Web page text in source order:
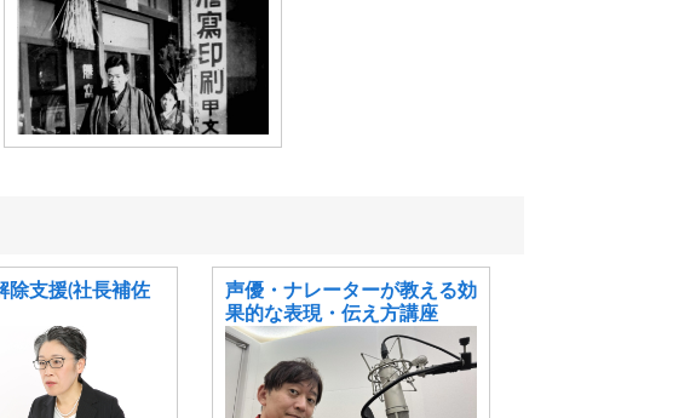
除支援(社長補佐
声優・ナレーターが教える効
果的な表現・伝え方講座